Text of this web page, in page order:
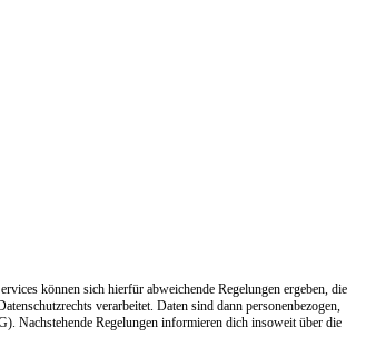
können sich hierfür abweichende Regelungen ergeben, die
verarbeitet. Daten sind dann personenbezogen,
Nachstehende Regelungen informieren dich insoweit über die